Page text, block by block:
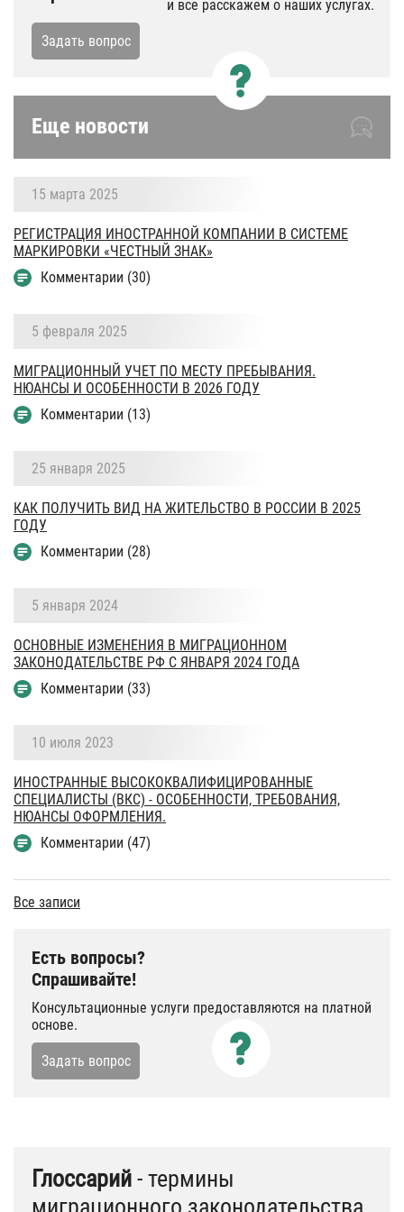
и все расскажем о наших услугах.
Задать вопрос
Еще новости
15 марта 2025
РЕГИСТРАЦИЯ ИНОСТРАННОЙ КОМПАНИИ В СИСТЕМЕ
МАРКИРОВКИ «ЧЕСТНЫЙ ЗНАК»
Комментарии (30)
5 февраля 2025
МИГРАЦИОННЫЙ УЧЕТ ПО МЕСТУ ПРЕБЫВАНИЯ.
НЮАНСЫ И ОСОБЕННОСТИ В 2026 ГОДУ
Комментарии (13)
25 января 2025
КАК ПОЛУЧИТЬ ВИД НА ЖИТЕЛЬСТВО В РОССИИ В 2025
ГОДУ
Комментарии (28)
5 января 2024
ОСНОВНЫЕ ИЗМЕНЕНИЯ В МИГРАЦИОННОМ
ЗАКОНОДАТЕЛЬСТВЕ РФ С ЯНВАРЯ 2024 ГОДА
Комментарии (33)
10 июля 2023
ИНОСТРАННЫЕ ВЫСОКОКВАЛИФИЦИРОВАННЫЕ
СПЕЦИАЛИСТЫ (ВКС) - ОСОБЕННОСТИ, ТРЕБОВАНИЯ,
НЮАНСЫ ОФОРМЛЕНИЯ.
Комментарии (47)
Все записи
Есть вопросы?
Спрашивайте!
Консультационные услуги предоставляются на платной
основе.
Задать вопрос
Глоссарий - термины